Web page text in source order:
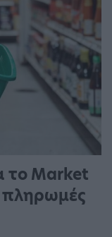
το Market
πληρωμές